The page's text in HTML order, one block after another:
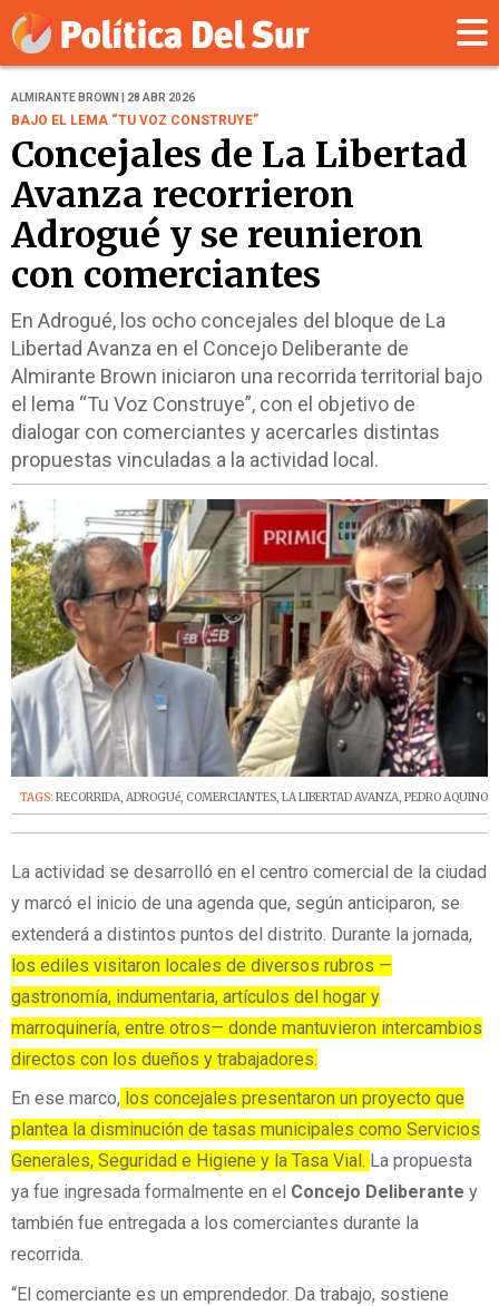
ALMIRANTE BROWN | 28 ABR 2026
BAJO EL LEMA “TU VOZ CONSTRUYE”
Concejales de La Libertad
Avanza recorrieron
Adrogué y se reunieron
con comerciantes
En Adrogué, los ocho concejales del bloque de La
Libertad Avanza en el Concejo Deliberante de
Almirante Brown iniciaron una recorrida territorial bajo
el lema “Tu Voz Construye”, con el objetivo de
dialogar con comerciantes y acercarles distintas
propuestas vinculadas a la actividad local.
TAGS: RECORRIDA, ADROGUé, COMERCIANTES, LA LIBERTAD AVANZA, PEDRO AQUINO
La actividad se desarrolló en el centro comercial de la ciudad
y marcó el inicio de una agenda que, según anticiparon, se
extenderá a distintos puntos del distrito. Durante la jornada,
los ediles visitaron locales de diversos rubros —
gastronomía, indumentaria, artículos del hogar y
marroquinería, entre otros— donde mantuvieron intercambios
directos con los dueños y trabajadores.
En ese marco, los concejales presentaron un proyecto que
plantea la disminución de tasas municipales como Servicios
Generales, Seguridad e Higiene y la Tasa Vial. La propuesta
ya fue ingresada formalmente en el Concejo Deliberante y
también fue entregada a los comerciantes durante la
recorrida.
“El comerciante es un emprendedor. Da trabajo, sostiene